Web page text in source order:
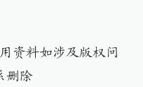
资料如涉及版权问
删除